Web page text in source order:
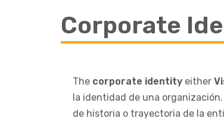
Corporate
The corporate identity either
la identidad de una
de historia o trayectoria de la